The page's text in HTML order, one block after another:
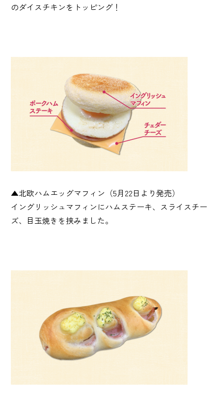
のダイスチキンをトッピング！
▲北欧ハムエッグマフィン（5月22日より発売）
イングリッシュマフィンにハムステーキ、スライスチー
ズ、目玉焼きを挟みました。